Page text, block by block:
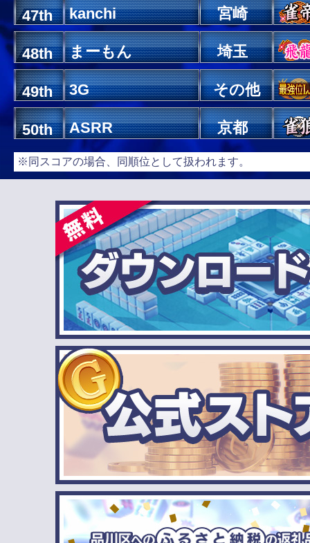
47th kanchi 宮崎
48th まーもん 埼玉
49th 3G その他
50th ASRR 京都
※同スコアの場合、同順位として扱われます。